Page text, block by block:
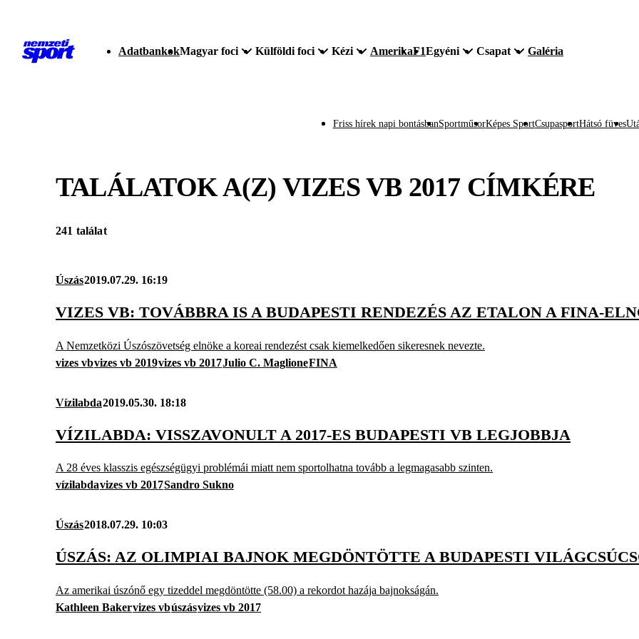
AdatbankokMagyar foci Külföldi foci Kézi AmerikaF1Egyéni Csapat Galéria
Friss hírek napi bontásbanSportműsorKépes SportCsupasportHátsó füves
TALÁLATOK A(Z) VIZES VB 2017 CÍMKÉRE
241 találat
Úszás2019.07.29. 16:19
VIZES VB: TOVÁBBRA IS A BUDAPESTI RENDEZÉS AZ ETALON A FINA-
A Nemzetközi Úszószövetség elnöke a koreai rendezést csak kiemelkedően sikeresnek nevezte.
vizes vbvizes vb 2019vizes vb 2017Julio C. MaglioneFINA
Vízilabda2019.05.30. 18:18
VÍZILABDA: VISSZAVONULT A 2017-ES BUDAPESTI VB LEGJOBBJA
A 28 éves klasszis egészségügyi problémái miatt nem sportolhatna tovább a legmagasabb szinten.
vízilabdavizes vb 2017Sandro Sukno
Úszás2018.07.29. 10:03
ÚSZÁS: AZ OLIMPIAI BAJNOK MEGDÖNTÖTTE A BUDAPESTI
Az amerikai úszónő egy tizeddel megdöntötte (58.00) a rekordot hazája bajnokságán.
Kathleen Bakervizes vbúszásvizes vb 2017